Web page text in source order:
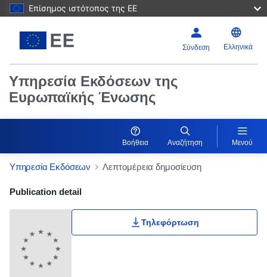
Επίσημος ιστότοπος της ΕΕ
Σύνδεση Ελληνικά
Υπηρεσία Εκδόσεων της
Ευρωπαϊκής Ένωσης
Βοήθεια Αναζήτηση Μενού
Υπηρεσία Εκδόσεων Λεπτομέρεια δημοσίευση
Publication Detail Actions Portlet
Publication detail
Τηλεφόρτωση